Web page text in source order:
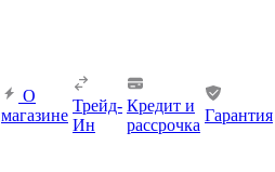
О
магазине
Трейд-
Ин
Кредит и
рассрочка
Гарантия